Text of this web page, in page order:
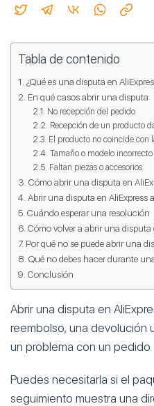
Tabla de contenido
¿Qué es una disputa en
En qué casos abrir una disputa
No recepción del pedido
Recepción de un producto
El producto no coincide con
Tamaño o modelo
Faltan piezas o accesorios
Cómo abrir una disputa en
Abrir una disputa en AliExpress
Cuándo esperar una resolución
Cómo volver a abrir una disputa
Por qué no se puede abrir una
Qué no debes hacer durante
Conclusión
Abrir una disputa en
reembolso, una devolución
un problema con un pedido.
Puedes necesitarla si el
seguimiento muestra una